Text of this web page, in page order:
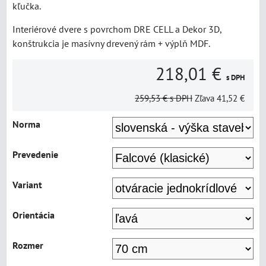
kľučka.
Interiérové dvere s povrchom DRE CELL a Dekor 3D,
konštrukcia je masívny drevený rám + výplň MDF.
218,01 € s DPH
259,53 € s DPH Zľava 41,52 €
Norma
Prevedenie
Variant
Orientácia
Rozmer